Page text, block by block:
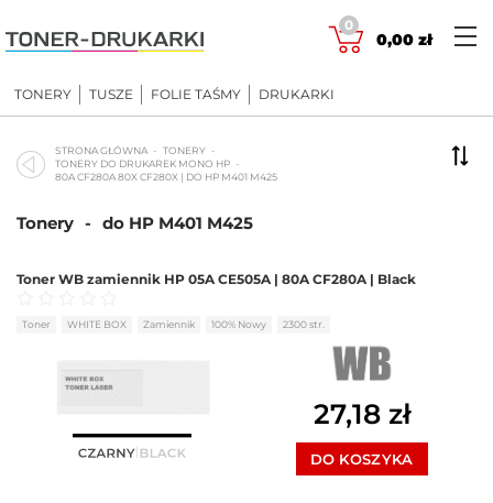
to
content
0
0,00 zł
TONERY TUSZE FOLIE TAŚMY DRUKARKI
STRONA GŁÓWNA
TONERY
TONERY DO DRUKAREK MONO HP
80A CF280A 80X CF280X | DO HP M401 M425
Tonery - do HP M401 M425
Toner WB zamiennik HP 05A CE505A | 80A CF280A | Black
Oceniono0 na 5
Toner WHITE BOX Zamiennik 100% Nowy 2300 str.
27,18 zł
DO KOSZYKA